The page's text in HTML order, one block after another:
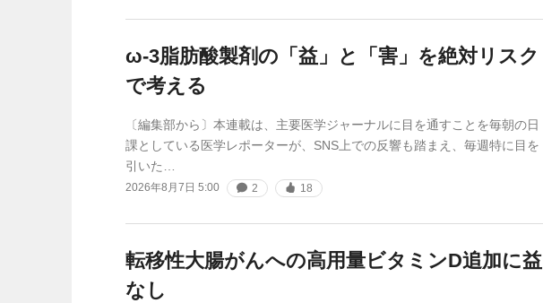
ω-3脂肪酸製剤の「益」と「害」を絶対リスク
で考える
〔編集部から〕本連載は、主要医学ジャーナルに目を通すことを毎朝の日
課としている医学レポーターが、SNS上での反響も踏まえ、毎週特に目を
引いた…
2026年8月7日 5:00 2 18
転移性大腸がんへの高用量ビタミンD追加に益
なし